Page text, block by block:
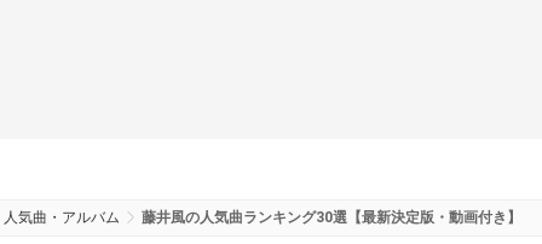
人気曲・アルバム 藤井風の人気曲ランキング30選【最新決定版・動画付き】